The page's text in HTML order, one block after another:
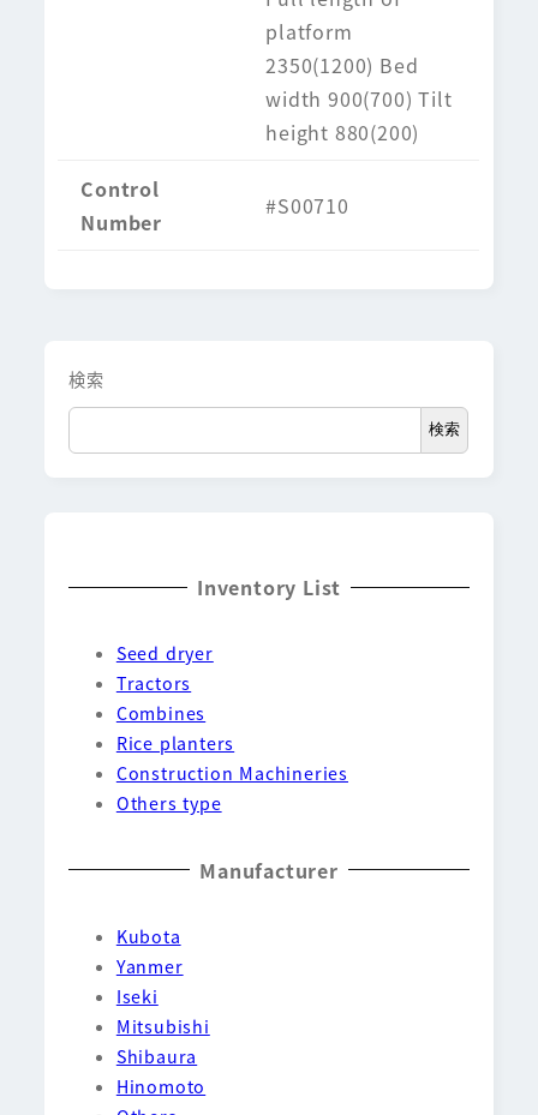
platform
2350(1200) Bed
width 900(700) Tilt
height 880(200)
Control
Number
#S00710
検索
検索
Inventory List
Seed dryer
Tractors
Combines
Rice planters
Construction Machineries
Others type
Manufacturer
Kubota
Yanmer
Iseki
Mitsubishi
Shibaura
Hinomoto